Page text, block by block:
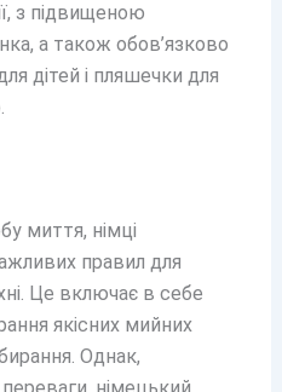
з підвищеною
а також обов’язково
дітей і пляшечки для
миття, німці
правил для
Це включає в себе
якісних мийних
Однак,
німецький